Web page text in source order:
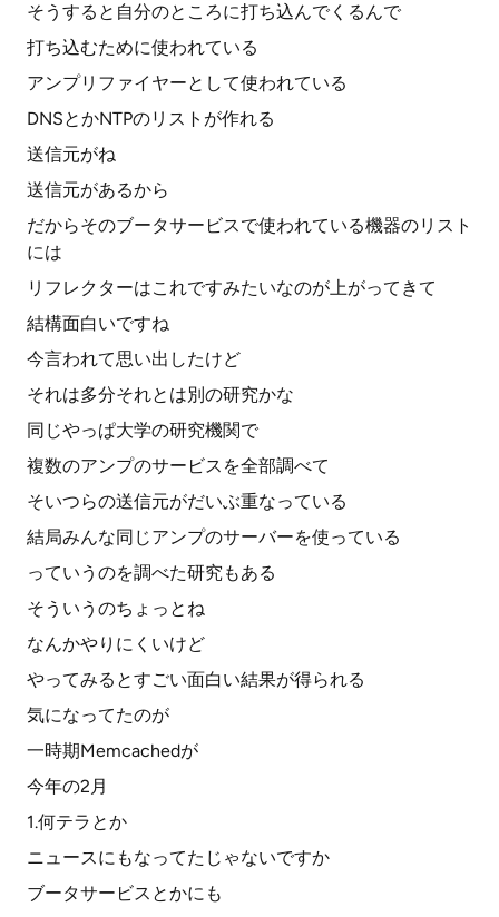
そうすると自分のところに打ち込んでくるんで
打ち込むために使われている
アンプリファイヤーとして使われている
DNSとかNTPのリストが作れる
送信元がね
送信元があるから
だからそのブータサービスで使われている機器のリスト
には
リフレクターはこれですみたいなのが上がってきて
結構面白いですね
今言われて思い出したけど
それは多分それとは別の研究かな
同じやっぱ大学の研究機関で
複数のアンプのサービスを全部調べて
そいつらの送信元がだいぶ重なっている
結局みんな同じアンプのサーバーを使っている
っていうのを調べた研究もある
そういうのちょっとね
なんかやりにくいけど
やってみるとすごい面白い結果が得られる
気になってたのが
一時期Memcachedが
今年の2月
1.何テラとか
ニュースにもなってたじゃないですか
ブータサービスとかにも